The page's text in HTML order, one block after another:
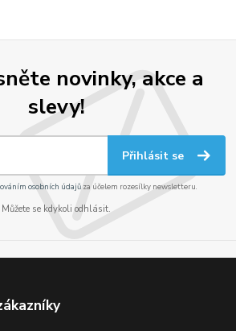
novinky, akce a
slevy!
Přihlásit se
osobních údajůza účelem rozesílky newsletteru.
Můžete se kdykoli odhlásit.